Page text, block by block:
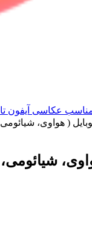
عکاسی آیفون
( هواوی،